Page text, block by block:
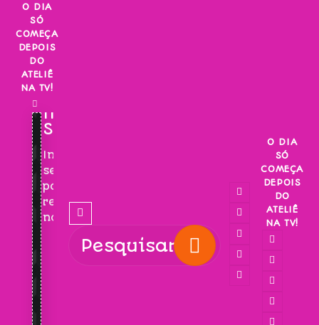
Skip
content
O DIA
SÓ
COMEÇA
DEPOIS
DO
ATELIÊ
NA TV!
INSCREVA-
SE!
Inscreva-
se
para
receber
novidades!
O DIA
SÓ
COMEÇA
DEPOIS
DO
ATELIÊ
NA TV!